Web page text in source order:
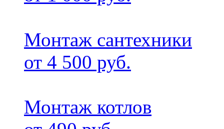
Монтаж сантехники
от 4 500 руб.
Монтаж котлов